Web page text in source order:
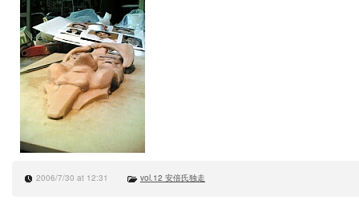
2006/7/30 at 12:31 vol.12 安倍氏独走